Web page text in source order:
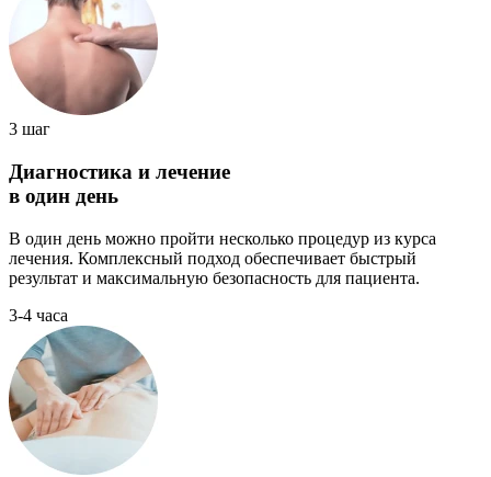
3 шаг
Диагностика и лечение
в один день
В один день можно пройти несколько процедур из курса
лечения. Комплексный подход обеспечивает быстрый
результат и максимальную безопасность для пациента.
3-4 часа